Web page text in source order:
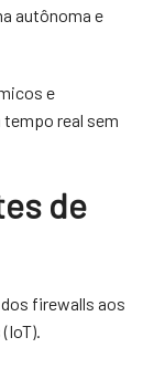
autônoma e
e
real sem
de
firewalls aos